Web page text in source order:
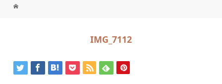
IMG_7112